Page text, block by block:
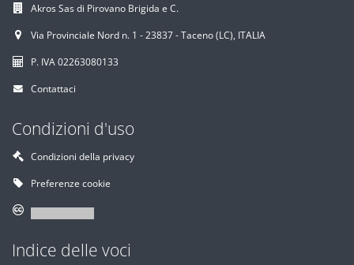
Akros Sas di Pirovano Brigida e C.
Via Provinciale Nord n. 1 - 23837 - Taceno (LC), ITALIA
P. IVA 02263080133
Contattaci
Condizioni d'uso
Condizioni della privacy
Preferenze cookie
Indice delle voci